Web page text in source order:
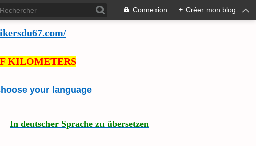
Connexion + Créer mon blog
KILOMETERS
your language
In deutscher Sprache zu übersetzen